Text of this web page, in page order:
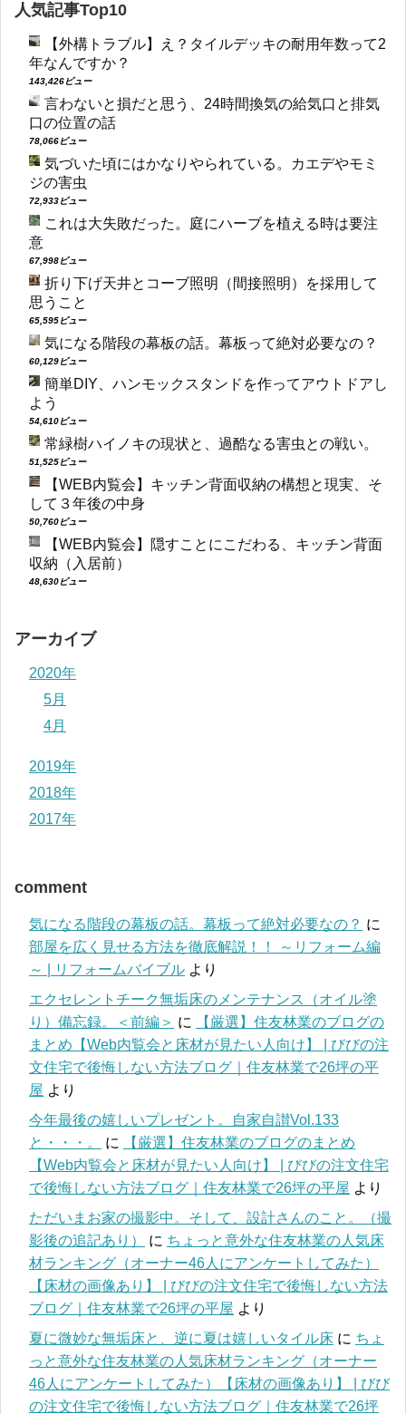
人気記事Top10
【外構トラブル】え？タイルデッキの耐用年数って2
年なんですか？
143,426ビュー
言わないと損だと思う、24時間換気の給気口と排気
口の位置の話
78,066ビュー
気づいた頃にはかなりやられている。カエデやモミ
ジの害虫
72,933ビュー
これは大失敗だった。庭にハーブを植える時は要注
意
67,998ビュー
折り下げ天井とコーブ照明（間接照明）を採用して
思うこと
65,595ビュー
気になる階段の幕板の話。幕板って絶対必要なの？
60,129ビュー
簡単DIY、ハンモックスタンドを作ってアウトドアし
よう
54,610ビュー
常緑樹ハイノキの現状と、過酷なる害虫との戦い。
51,525ビュー
【WEB内覧会】キッチン背面収納の構想と現実、そ
して３年後の中身
50,760ビュー
【WEB内覧会】隠すことにこだわる、キッチン背面
収納（入居前）
48,630ビュー
アーカイブ
2020年
5月
4月
2019年
2018年
2017年
comment
気になる階段の幕板の話。幕板って絶対必要なの？ に
部屋を広く見せる方法を徹底解説！！ ～リフォーム編
～ | リフォームバイブル より
エクセレントチーク無垢床のメンテナンス（オイル塗
り）備忘録。＜前編＞ に
【厳選】住友林業のブログの
まとめ【Web内覧会と床材が見たい人向け】 | びびの注
文住宅で後悔しない方法ブログ｜住友林業で26坪の平
屋 より
今年最後の嬉しいプレゼント。自家自讃Vol.133
と・・・。
に
【厳選】住友林業のブログのまとめ
【Web内覧会と床材が見たい人向け】 | びびの注文住宅
で後悔しない方法ブログ｜住友林業で26坪の平屋 より
ただいまお家の撮影中。そして、設計さんのこと。（撮
影後の追記あり）
に ちょっと意外な住友林業の人気床
材ランキング（オーナー46人にアンケートしてみた）
【床材の画像あり】 | びびの注文住宅で後悔しない方法
ブログ｜住友林業で26坪の平屋 より
夏に微妙な無垢床と、逆に夏は嬉しいタイル床 に ちょ
っと意外な住友林業の人気床材ランキング（オーナー
46人にアンケートしてみた）【床材の画像あり】 | びび
の注文住宅で後悔しない方法ブログ｜住友林業で26坪